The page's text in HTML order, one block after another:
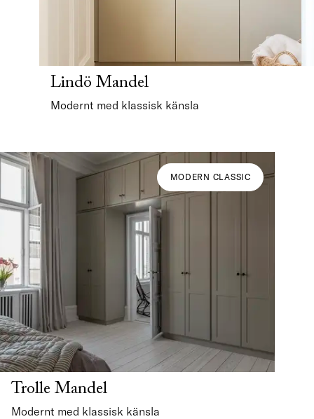
Lindö Mandel
Modernt med klassisk känsla
MODERN CLASSIC
Trolle Mandel
Modernt med klassisk känsla